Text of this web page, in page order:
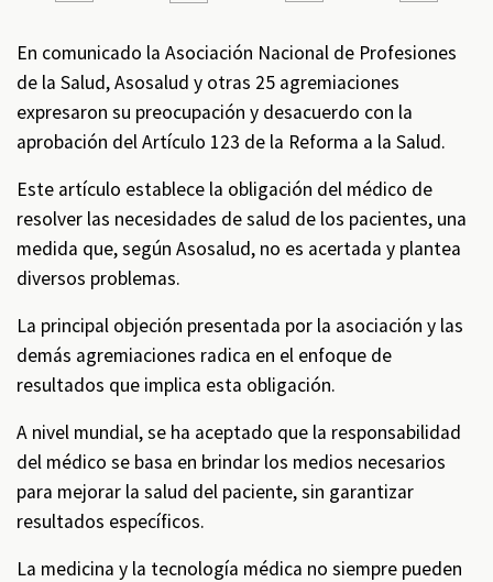
En comunicado la Asociación Nacional de Profesiones
de la Salud, Asosalud y otras 25 agremiaciones
expresaron su preocupación y desacuerdo con la
aprobación del Artículo 123 de la Reforma a la Salud.
Este artículo establece la obligación del médico de
resolver las necesidades de salud de los pacientes, una
medida que, según Asosalud, no es acertada y plantea
diversos problemas.
La principal objeción presentada por la asociación y las
demás agremiaciones radica en el enfoque de
resultados que implica esta obligación.
A nivel mundial, se ha aceptado que la responsabilidad
del médico se basa en brindar los medios necesarios
para mejorar la salud del paciente, sin garantizar
resultados específicos.
La medicina y la tecnología médica no siempre pueden